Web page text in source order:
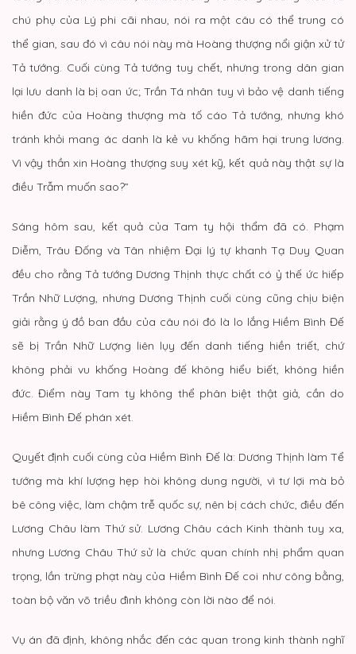
chú phụ của Lý phi cãi nhau, nói ra một câu có thể trung có
thể gian, sau đó vì câu nói này mà Hoàng thượng nổi giận xử tử
Tả tướng. Cuối cùng Tả tướng tuy chết, nhưng trong dân gian
lại lưu danh là bị oan ức; Trần Tá nhân tuy vì bảo vệ danh tiếng
hiền đức của Hoàng thượng mà tố cáo Tả tướng, nhưng khó
tránh khỏi mang ác danh là kẻ vu khống hãm hại trung lương.
Vì vậy thần xin Hoàng thượng suy xét kỹ, kết quả này thật sự là
điều Trẫm muốn sao?”
Sáng hôm sau, kết quả của Tam ty hội thẩm đã có. Phạm
Diễm, Trâu Đống và Tân nhiệm Đại lý tự khanh Tạ Duy Quan
đều cho rằng Tả tướng Dương Thịnh thực chất có ỷ thế ức hiếp
Trần Nhữ Lượng, nhưng Dương Thịnh cuối cùng cũng chịu biện
giải rằng ý đồ ban đầu của câu nói đó là lo lắng Hiềm Bình Đế
sẽ bị Trần Nhữ Lượng liên lụy đến danh tiếng hiền triết, chứ
không phải vu khống Hoàng đế không hiểu biết, không hiền
đức. Điểm này Tam ty không thể phân biệt thật giả, cần do
Hiềm Bình Đế phán xét.
Quyết định cuối cùng của Hiềm Bình Đế là: Dương Thịnh làm Tể
tướng mà khí lượng hẹp hòi không dung người, vì tư lợi mà bỏ
bê công việc, làm chậm trễ quốc sự, nên bị cách chức, điều đến
Lương Châu làm Thứ sử. Lương Châu cách Kinh thành tuy xa,
nhưng Lương Châu Thứ sử là chức quan chính nhị phẩm quan
trọng, lần trừng phạt này của Hiềm Bình Đế coi như công bằng,
toàn bộ văn võ triều đình không còn lời nào để nói.
Vụ án đã định, không nhắc đến các quan trong kinh thành nghĩ